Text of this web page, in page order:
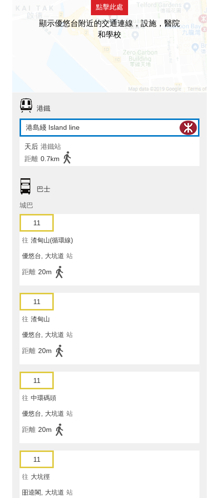
點擊此處
顯示優悠台附近的交通連線，設施，醫院
和學校
港鐵
港島綫 Island line
天后 港鐵站
距離 0.7km
巴士
城巴
11
往 渣甸山(循環線)
優悠台, 大坑道 站
距離 20m
11
往 渣甸山
優悠台, 大坑道 站
距離 20m
11
往 中環碼頭
優悠台, 大坑道 站
距離 20m
11
往 大坑徑
昍逵閣, 大坑道 站